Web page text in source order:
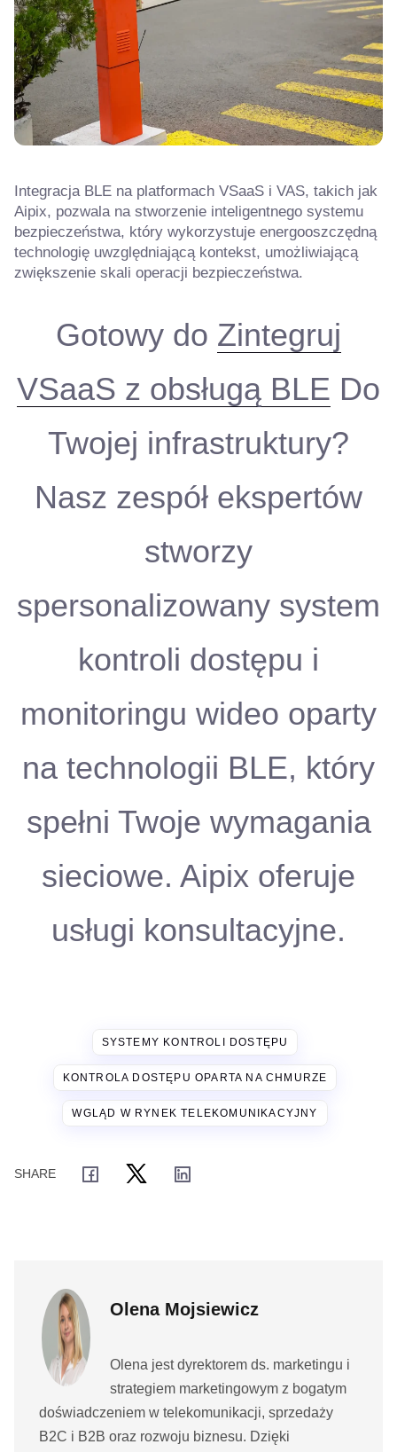
Integracja BLE na platformach VSaaS i VAS, takich jak
Aipix, pozwala na stworzenie inteligentnego systemu
bezpieczeństwa, który wykorzystuje energooszczędną
technologię uwzględniającą kontekst, umożliwiającą
zwiększenie skali operacji bezpieczeństwa.
Gotowy do Zintegruj
VSaaS z obsługą BLE Do
Twojej infrastruktury?
Nasz zespół ekspertów
stworzy
spersonalizowany system
kontroli dostępu i
monitoringu wideo oparty
na technologii BLE, który
spełni Twoje wymagania
sieciowe. Aipix oferuje
usługi konsultacyjne.
SYSTEMY KONTROLI DOSTĘPU
KONTROLA DOSTĘPU OPARTA NA CHMURZE
WGLĄD W RYNEK TELEKOMUNIKACYJNY
Olena Mojsiewicz
Olena jest dyrektorem ds. marketingu i
strategiem marketingowym z bogatym
doświadczeniem w telekomunikacji, sprzedaży
B2C i B2B oraz rozwoju biznesu. Dzięki